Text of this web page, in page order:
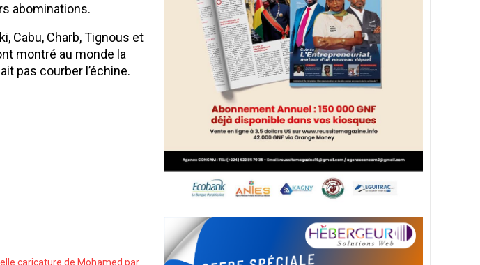
abominations.
Cabu, Charb, Tignous et
montré au monde la
pas courber l’échine.
caricature de Mohamed par